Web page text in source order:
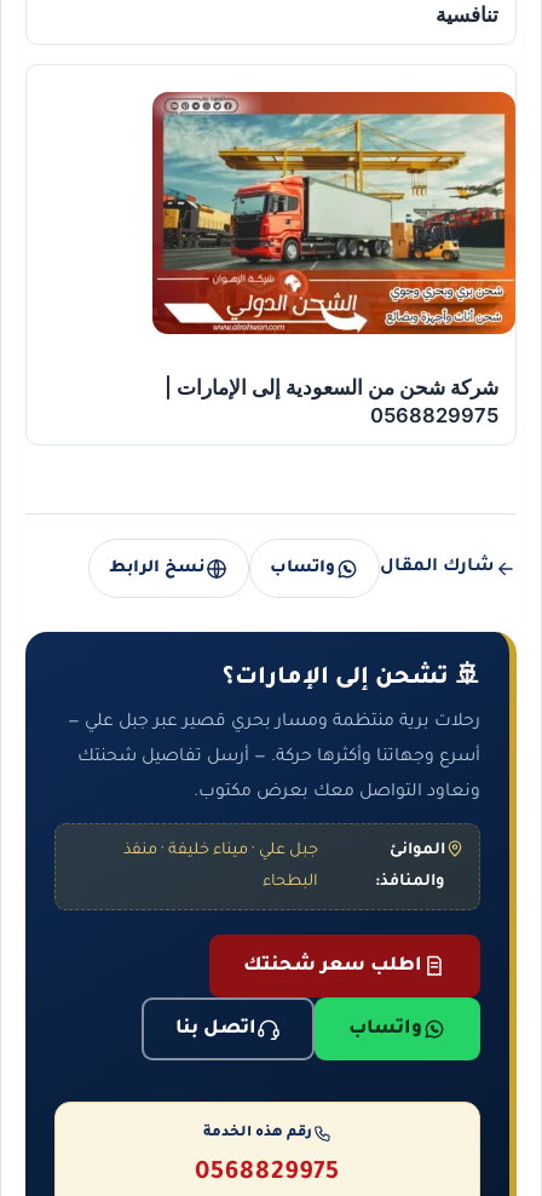
تنافسية
شركة شحن من السعودية إلى الإمارات |
0568829975
شارك المقال واتساب نسخ الرابط
🚢 تشحن إلى الإمارات؟
رحلات برية منتظمة ومسار بحري قصير عبر جبل علي —
أسرع وجهاتنا وأكثرها حركة. — أرسل تفاصيل شحنتك
ونعاود التواصل معك بعرض مكتوب.
الموانئ
والمنافذ:
جبل علي · ميناء خليفة · منفذ
البطحاء
اطلب سعر شحنتك
واتساب اتصل بنا
رقم هذه الخدمة
0568829975